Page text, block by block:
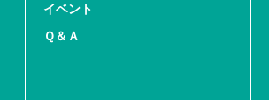
イベント
Ｑ＆Ａ